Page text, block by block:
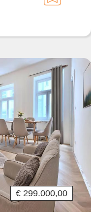
€ 299.000,00